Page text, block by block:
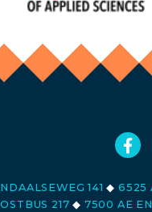
141◆ 6525
217◆ 7500 AE